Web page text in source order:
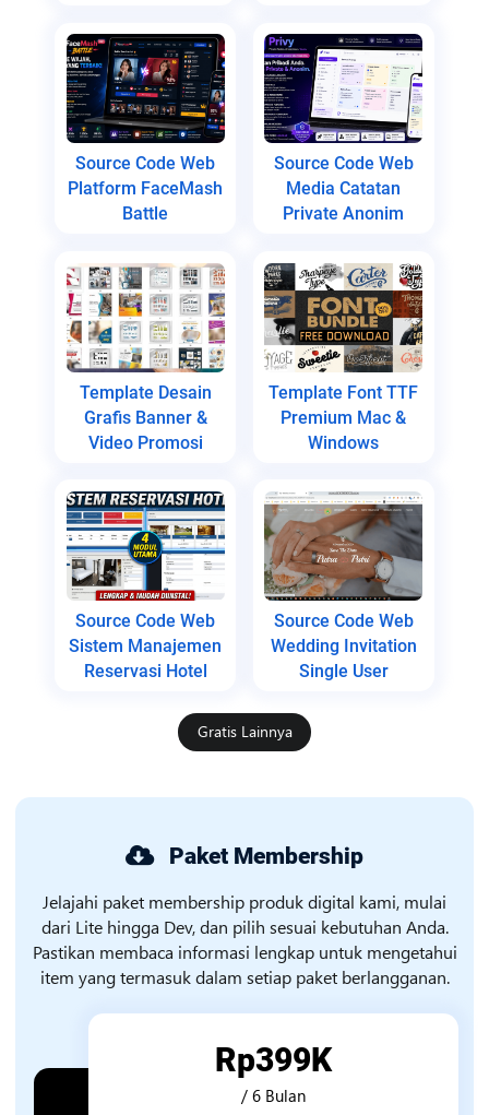
Source Code Web
Platform FaceMash
Battle
Source Code Web
Media Catatan
Private Anonim
Template Desain
Grafis Banner &
Video Promosi
Template Font TTF
Premium Mac &
Windows
Source Code Web
Sistem Manajemen
Reservasi Hotel
Source Code Web
Wedding Invitation
Single User
Gratis Lainnya
Paket Membership
Jelajahi paket membership produk digital kami, mulai
dari Lite hingga Dev, dan pilih sesuai kebutuhan Anda.
Pastikan membaca informasi lengkap untuk mengetahui
item yang termasuk dalam setiap paket berlangganan.
Rp399K
/ 6 Bulan